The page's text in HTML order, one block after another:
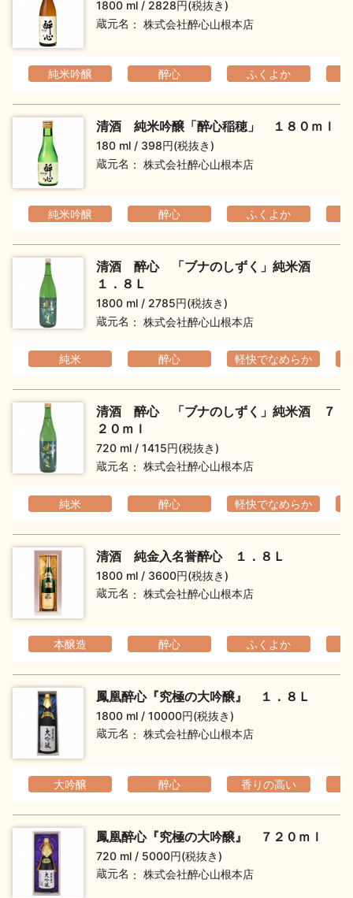
1800 ml
2828円(税抜き)
蔵元名
株式会社醉心山根本店
純米吟醸 醉心 ふくよか
清酒 純米吟醸「醉心稲穂」 １８０ｍｌ
180 ml
398円(税抜き)
蔵元名
株式会社醉心山根本店
純米吟醸 醉心 ふくよか
清酒 醉心 「ブナのしずく」純米酒
１．８Ｌ
1800 ml
2785円(税抜き)
蔵元名
株式会社醉心山根本店
純米 醉心 軽快でなめらか
清酒 醉心 「ブナのしずく」純米酒 ７
２０ｍｌ
720 ml
1415円(税抜き)
蔵元名
株式会社醉心山根本店
純米 醉心 軽快でなめらか
清酒 純金入名誉醉心 １．８Ｌ
1800 ml
3600円(税抜き)
蔵元名
株式会社醉心山根本店
本醸造 醉心 ふくよか
鳳凰醉心『究極の大吟醸』 １．８Ｌ
1800 ml
10000円(税抜き)
蔵元名
株式会社醉心山根本店
大吟醸 醉心 香りの高い
鳳凰醉心『究極の大吟醸』 ７２０ｍｌ
720 ml
5000円(税抜き)
蔵元名
株式会社醉心山根本店